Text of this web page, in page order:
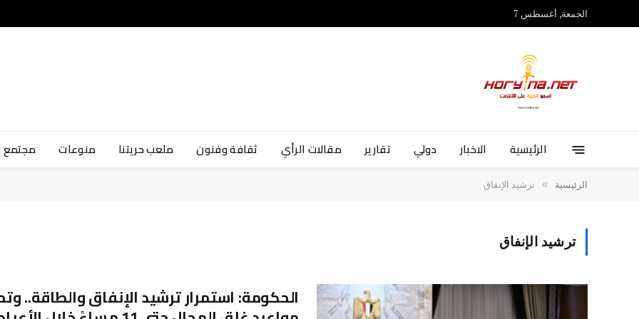
الجمعة, أغسطس 7
الرئيسية الاخبار دولي تقارير مقالات الرأي ثقافة وفنون ملعب حريتنا منوعات
الرئيسية » ترشيد الإنفاق
ترشيد الإنفاق
الحكومة: استمرار ترشيد الإنفاق والطاقة..